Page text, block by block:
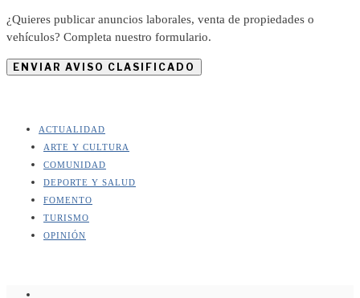
¿Quieres publicar anuncios laborales, venta de propiedades o
vehículos? Completa nuestro formulario.
ENVIAR AVISO CLASIFICADO
ACTUALIDAD
ARTE Y CULTURA
COMUNIDAD
DEPORTE Y SALUD
FOMENTO
TURISMO
OPINIÓN